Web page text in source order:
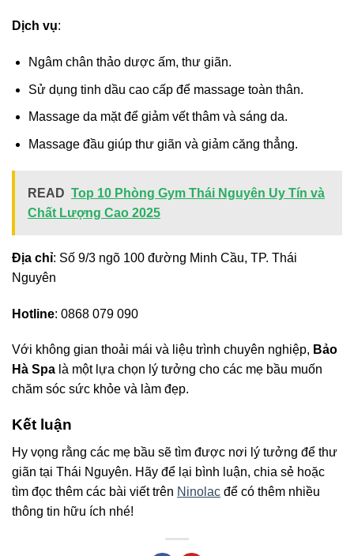
Dịch vụ:
Ngâm chân thảo dược ấm, thư giãn.
Sử dụng tinh dầu cao cấp để massage toàn thân.
Massage da mặt để giảm vết thâm và sáng da.
Massage đầu giúp thư giãn và giảm căng thẳng.
READ Top 10 Phòng Gym Thái Nguyên Uy Tín và
Chất Lượng Cao 2025
Địa chỉ: Số 9/3 ngõ 100 đường Minh Cầu, TP. Thái
Nguyên
Hotline: 0868 079 090
Với không gian thoải mái và liệu trình chuyên nghiệp, Bảo
Hà Spa là một lựa chọn lý tưởng cho các mẹ bầu muốn
chăm sóc sức khỏe và làm đẹp.
Kết luận
Hy vọng rằng các mẹ bầu sẽ tìm được nơi lý tưởng để thư
giãn tại Thái Nguyên. Hãy để lại bình luận, chia sẻ hoặc
tìm đọc thêm các bài viết trên Ninolac để có thêm nhiều
thông tin hữu ích nhé!